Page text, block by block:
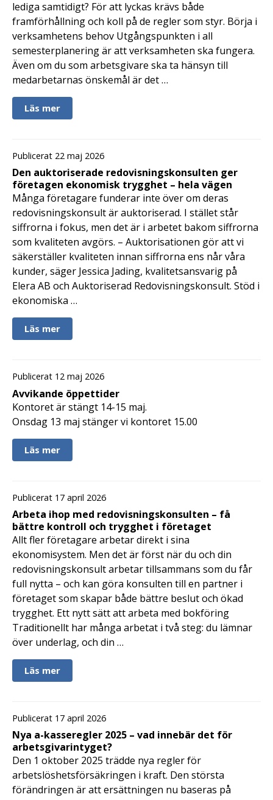
lediga samtidigt? För att lyckas krävs både
framförhållning och koll på de regler som styr. Börja i
verksamhetens behov Utgångspunkten i all
semesterplanering är att verksamheten ska fungera.
Även om du som arbetsgivare ska ta hänsyn till
medarbetarnas önskemål är det …
Läs mer
Publicerat 22 maj 2026
Den auktoriserade redovisningskonsulten ger
företagen ekonomisk trygghet – hela vägen
Många företagare funderar inte över om deras
redovisningskonsult är auktoriserad. I stället står
siffrorna i fokus, men det är i arbetet bakom siffrorna
som kvaliteten avgörs. – Auktorisationen gör att vi
säkerställer kvaliteten innan siffrorna ens når våra
kunder, säger Jessica Jading, kvalitetsansvarig på
Elera AB och Auktoriserad Redovisningskonsult. Stöd i
ekonomiska …
Läs mer
Publicerat 12 maj 2026
Avvikande öppettider
Kontoret är stängt 14-15 maj.
Onsdag 13 maj stänger vi kontoret 15.00
Läs mer
Publicerat 17 april 2026
Arbeta ihop med redovisningskonsulten – få
bättre kontroll och trygghet i företaget
Allt fler företagare arbetar direkt i sina
ekonomisystem. Men det är först när du och din
redovisningskonsult arbetar tillsammans som du får
full nytta – och kan göra konsulten till en partner i
företaget som skapar både bättre beslut och ökad
trygghet. Ett nytt sätt att arbeta med bokföring
Traditionellt har många arbetat i två steg: du lämnar
över underlag, och din …
Läs mer
Publicerat 17 april 2026
Nya a-kasseregler 2025 – vad innebär det för
arbetsgivarintyget?
Den 1 oktober 2025 trädde nya regler för
arbetslöshetsförsäkringen i kraft. Den största
förändringen är att ersättningen nu baseras på